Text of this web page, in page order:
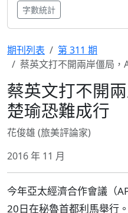
字數統計
期刊列表
第 311 期
蔡英文打不開兩岸僵局，
蔡英文打不開
楚瑜恐難成行
花俊雄 (旅美評論家)
2016 年 11 月
今年亞太經濟合作會議（
20日在秘魯首都利馬舉行